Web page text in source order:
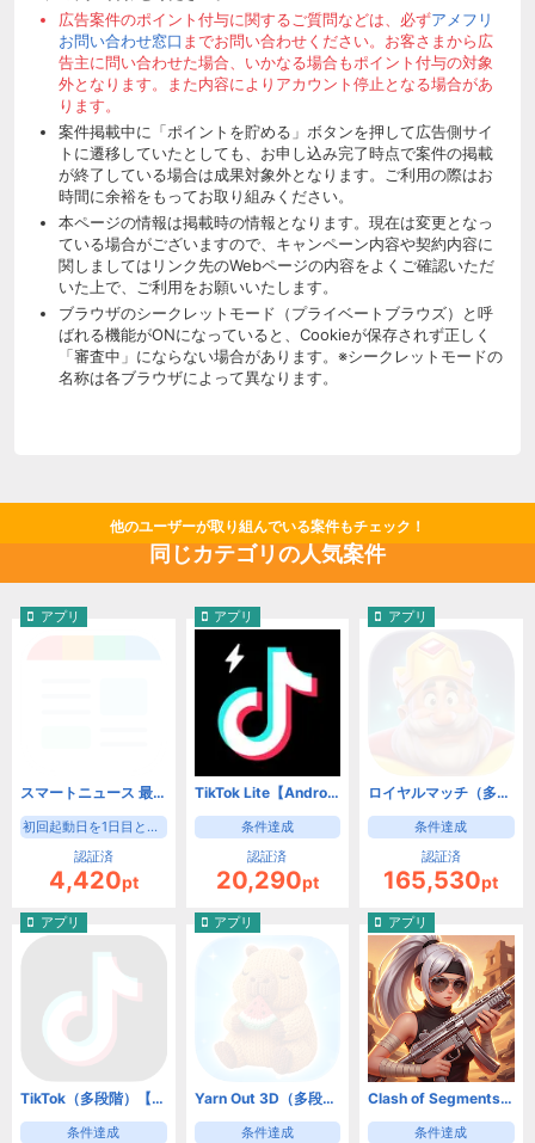
広告案件のポイント付与に関するご質問などは、必ずアメフリ
お問い合わせ窓口 までお問い合わせください。お客さまから広
告主に問い合わせた場合、いかなる場合もポイント付与の対象
外となります。また内容によりアカウント停止となる場合があ
ります。
案件掲載中に「ポイントを貯める」ボタンを押して広告側サイ
トに遷移していたとしても、お申し込み完了時点で案件の掲載
が終了している場合は成果対象外となります。ご利用の際はお
時間に余裕をもってお取り組みください。
本ページの情報は掲載時の情報となります。現在は変更となっ
ている場合がございますので、キャンペーン内容や契約内容に
関しましてはリンク先のWebページの内容をよくご確認いただ
いた上で、ご利用をお願いいたします。
ブラウザのシークレットモード（プライベートブラウズ）と呼
ばれる機能がONになっていると、Cookieが保存されず正しく
「審査中」にならない場合があります。※シークレットモードの
名称は各ブラウザによって異なります。
他のユーザーが取り組んでいる案件もチェック！
同じカテゴリの人気案件
アプリ
スマートニュース 最新ニュースや天気・天気予報、クーポンも（初回起動日を1日目として8日目の起動）【Android】
初回起動日を1日目として8日目の起動
認証済
4,420pt
アプリ
TikTok Lite【Android】
条件達成
認証済
20,290pt
アプリ
ロイヤルマッチ（多段階）【Android】
条件達成
認証済
165,530pt
アプリ
TikTok（多段階）【Android】
条件達成
アプリ
Yarn Out 3D（多段階）【Android】
条件達成
アプリ
Clash of Segments【Android】
条件達成